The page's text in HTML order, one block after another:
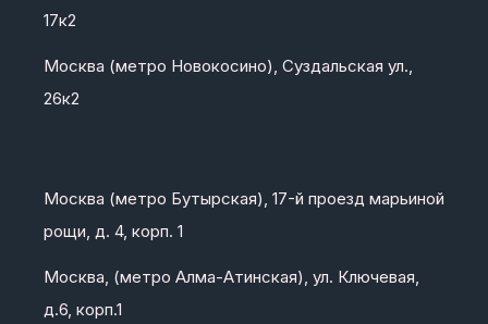
17к2
Москва (метро Новокосино), Суздальская ул.,
26к2
Москва (метро Бутырская), 17-й проезд марьиной
рощи, д. 4, корп. 1
Москва, (метро Алма-Атинская), ул. Ключевая,
д.6, корп.1